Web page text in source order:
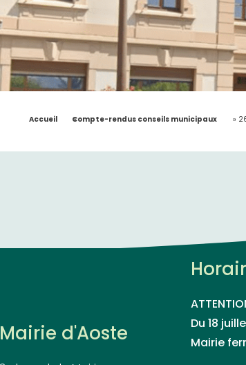
Accueil »
Compte-rendus conseils municipaux »
Mairie d'Aoste
Du 18
Mairie